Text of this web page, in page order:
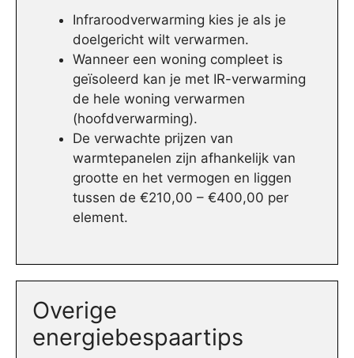
Infraroodverwarming kies je als je
doelgericht wilt verwarmen.
Wanneer een woning compleet is
geïsoleerd kan je met IR-verwarming
de hele woning verwarmen
(hoofdverwarming).
De verwachte prijzen van
warmtepanelen zijn afhankelijk van
grootte en het vermogen en liggen
tussen de €210,00 – €400,00 per
element.
Overige
energiebespaartips